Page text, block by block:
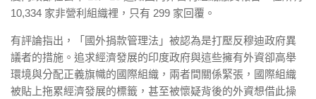
10,334 家非營利組織裡，只有 299 家回覆。
有評論指出，「國外捐款管理法」被認為是打壓反穆迪政府異
議者的措施。追求經濟發展的印度政府與這些擁有外資卻高舉
環境與分配正義旗幟的國際組織，兩者間關係緊張，國際組織
被貼上拖累經濟發展的標籤，甚至被懷疑背後的外資想借此操